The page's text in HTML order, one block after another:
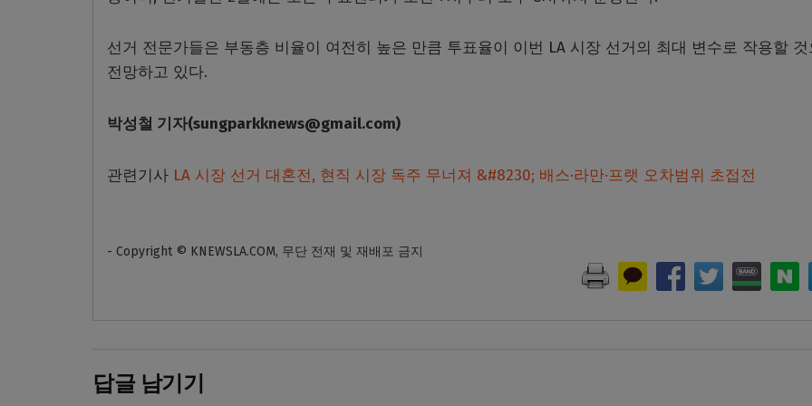
선거 전문가들은 부동층 비율이 여전히 높은 만큼 투표율이 이번 LA 시장 선거의 최대 변수로 작용할 것
전망하고 있다.
박성철 기자(sungparkknews@gmail.com)
관련기사 LA 시장 선거 대혼전, 현직 시장 독주 무너져 &#8230; 배스·라만·프랫 오차범위 초접전
- Copyright © KNEWSLA.COM, 무단 전재 및 재배포 금지
답글 남기기